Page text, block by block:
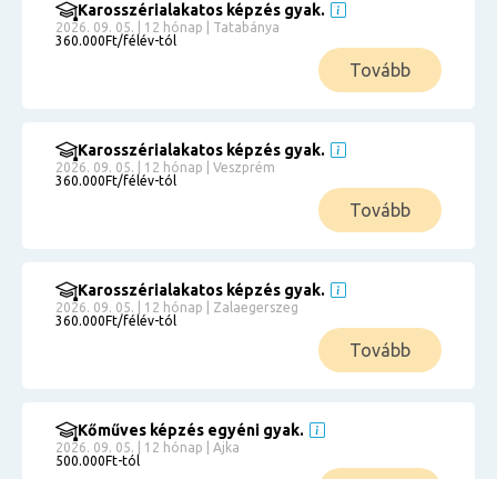
Karosszérialakatos képzés gyak.
2026. 09. 05. | 12 hónap | Tatabánya
360.000Ft/félév-tól
Tovább
Karosszérialakatos képzés gyak.
2026. 09. 05. | 12 hónap | Veszprém
360.000Ft/félév-tól
Tovább
Karosszérialakatos képzés gyak.
2026. 09. 05. | 12 hónap | Zalaegerszeg
360.000Ft/félév-tól
Tovább
Kőműves képzés egyéni gyak.
2026. 09. 05. | 12 hónap | Ajka
500.000Ft-tól